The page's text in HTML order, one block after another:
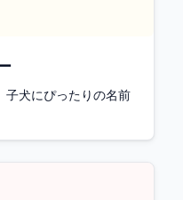
子犬にぴったりの名前